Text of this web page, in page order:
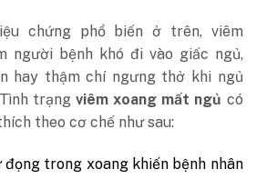
chứng phổ biến ở trên, viêm
người bệnh khó đi vào giấc ngủ,
hay thậm chí ngưng thở khi ngủ
trạngviêm xoang mất ngủ có
theo cơ chế như sau:
đọng trong xoang khiến bệnh nhân